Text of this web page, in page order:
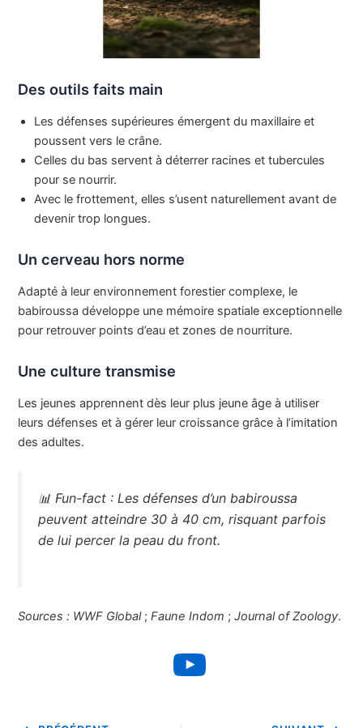
Des outils faits main
Les défenses supérieures émergent du maxillaire et
poussent vers le crâne.
Celles du bas servent à déterrer racines et tubercules
pour se nourrir.
Avec le frottement, elles s’usent naturellement avant de
devenir trop longues.
Un cerveau hors norme
Adapté à leur environnement forestier complexe, le
babiroussa développe une mémoire spatiale exceptionnelle
pour retrouver points d’eau et zones de nourriture.
Une culture transmise
Les jeunes apprennent dès leur plus jeune âge à utiliser
leurs défenses et à gérer leur croissance grâce à l’imitation
des adultes.
📊 Fun-fact : Les défenses d’un babiroussa
peuvent atteindre 30 à 40 cm, risquant parfois
de lui percer la peau du front.
Sources : WWF Global;Faune Indom ;Journal of Zoology.
YouTube